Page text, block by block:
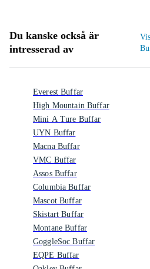
Du kanske också är
intresserad av
Everest Buffar
High Mountain Buffar
Mini A Ture Buffar
UYN Buffar
Macna Buffar
VMC Buffar
Assos Buffar
Columbia Buffar
Mascot Buffar
Skistart Buffar
Montane Buffar
GoggleSoc Buffar
EQPE Buffar